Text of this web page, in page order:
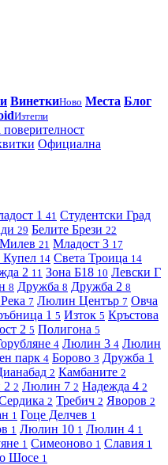
ВинеткиНово Места Блог
Изтегли
Официална
1 41 Студентски Град
29 Белите Брези 22
21 Младост 3 17
Купел 14 Света Троица 14
2 11 Зона Б18 10 Левски Г
8 Дружба 8 Дружба 2 8
7 Люлин Център 7 Овча
1 5 Изток 5 Кръстова
2 5 Полигона 5
4 Люлин 3 4 Люлин
парк 4 Борово 3 Дружба 1
2 Камбаните 2
2 2 Люлин 7 2 Надежда 4 2
2 Требич 2 Яворов 2
1 Гоце Делчев 1
1 Люлин 10 1 Люлин 4 1
1 Симеоново 1 Славия 1
Шосе 1